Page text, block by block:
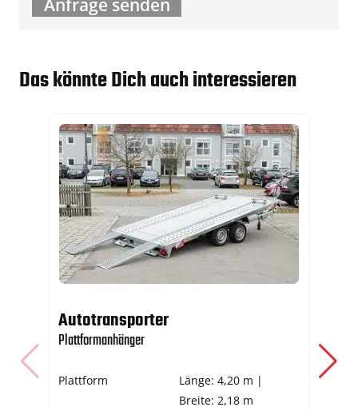
Das könnte Dich auch interessieren
Autotransporter
Plattformanhänger
Plattform
Länge: 4,20 m |
Breite: 2,18 m